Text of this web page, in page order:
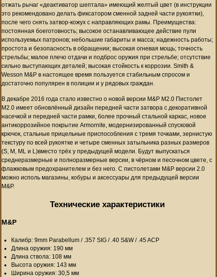
отжать рычаг «деактиватор шептала» имеющий желтый цвет (в инструкции
это рекомендовано делать фиксатором сменной задней части рукоятки),
после чего снять затвор-кожух с направляющих рамы. Преимущества:
постоянная боеготовность; высокое останавливающее действие пули
используемых патронов; небольшие габариты и масса; надежность работы;
простота и безопасность в обращении; высокая огневая мощь; точность
стрельбы; малое плечо отдачи и подброс оружия при стрельбе; отсутствие
сильно выступающих деталей; высокая стойкость к коррозии. Smith &
Wesson M&P в настоящее время пользуется стабильным спросом и
достаточно популярен в полиции и у рядовых граждан.
В декабре 2016 года стало известно о новой версии M&P M2.0 Пистолет
M2.0 имеет обновлённый дизайн передней части затвора с декоративной
насечкой и передней части рамки, более прочный стальной каркас, новое
антикоррозийное покрытие Armornite, модернизированный спусковой
крючок, стальные прицельные приспособления с тремя точками, зернистую
текстуру по всей рукоятке и четыре сменных затыльника разных размеров
(S, M, ML и L)вместо трёх у предыдущей модели. Будут выпускаться
среднеразмерные и полноразмерные версии, в чёрном и песочном цвете, с
флажковым предохранителем и без него. С пистолетами M&P версии 2.0
можно исполь магазины, кобуры и аксессуары для предыдущей версии
M&P.
Технические характеристики
M&P
Калибр: 9mm Parabellum / .357 SIG / .40 S&W / .45 ACP
Длина оружия: 190 мм
Длина ствола: 108 мм
Высота оружия: 143 мм
Ширина оружия: 30,5 мм